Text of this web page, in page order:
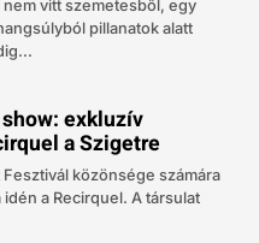
vitt szemetesből, egy
pillanatok alatt
exkluzív
a Szigetre
közönsége számára
a Recirquel. A társulat